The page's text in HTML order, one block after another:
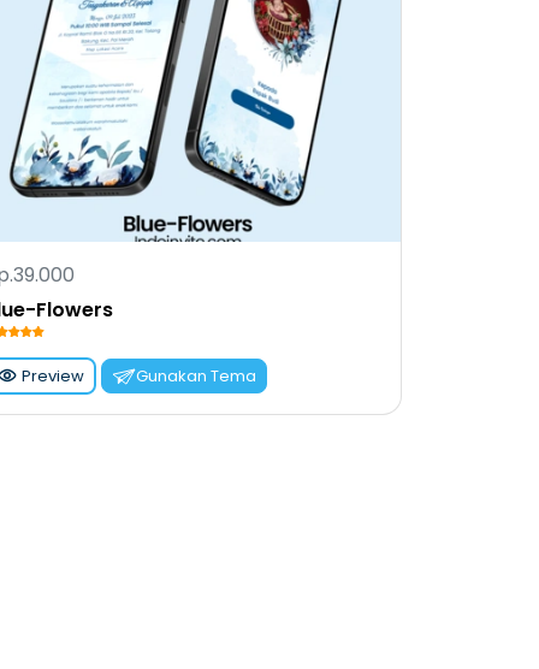
Flowers
Preview Gunakan Tema